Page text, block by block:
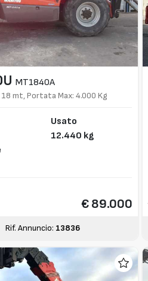
MT1840A
mt, Portata Max: 4.000 Kg
Usato
12.440 kg
€ 89.000
Rif. Annuncio: 13836